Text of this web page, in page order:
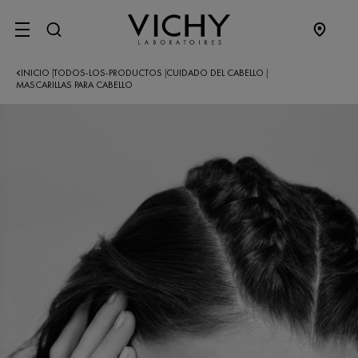
SITE MENU
INICIO TODOS-LOS-PRODUCTOS CUIDADO DEL CABELLO
MASCARILLAS PARA CABELLO